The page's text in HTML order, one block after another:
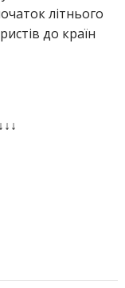
літнього
до країн